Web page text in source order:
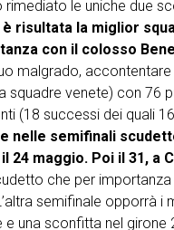
rimediato le uniche due
risultata la miglior
con il colosso
malgrado,
venete) con 76
(18 successi dei quali
semifinali
24 maggio. Poi il 31, a
che per
semifinale opporrà i
una sconfitta nel girone